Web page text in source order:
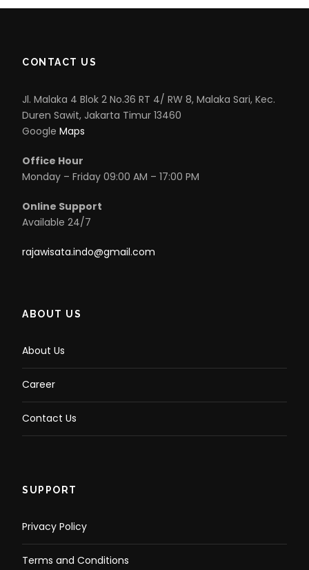
CONTACT US
Jl. Malaka 4 Blok 2 No.36 RT 4/ RW 8, Malaka Sari, Kec.
Duren Sawit, Jakarta Timur 13460
Google Maps
Office Hour
Monday – Friday 09:00 AM – 17:00 PM
Online Support
Available 24/7
rajawisata.indo@gmail.com
ABOUT US
About Us
Career
Contact Us
SUPPORT
Privacy Policy
Terms and Conditions